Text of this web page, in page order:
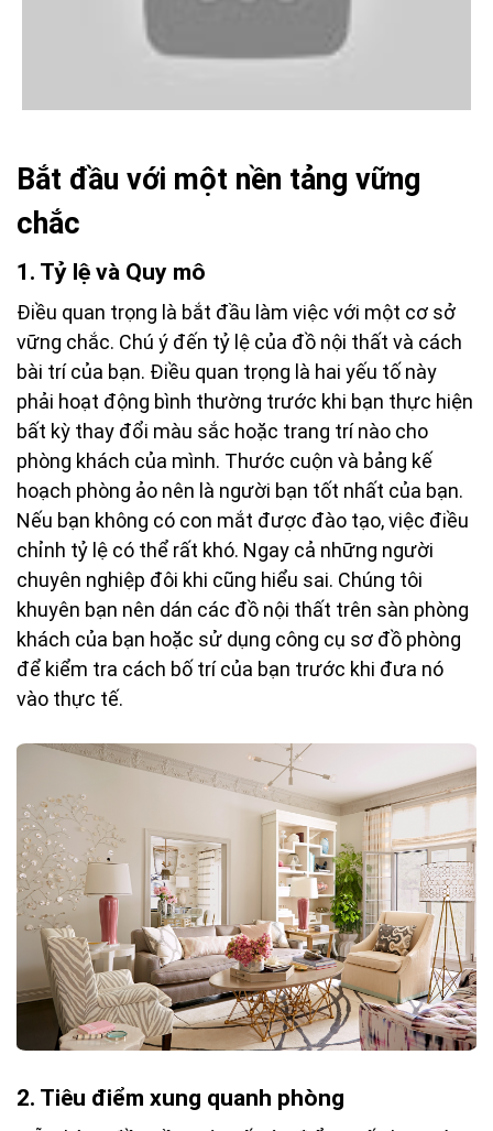
Bắt đầu với một nền tảng vững
chắc
1. Tỷ lệ và Quy mô
Điều quan trọng là bắt đầu làm việc với một cơ sở
vững chắc. Chú ý đến tỷ lệ của đồ nội thất và cách
bài trí của bạn. Điều quan trọng là hai yếu tố này
phải hoạt động bình thường trước khi bạn thực hiện
bất kỳ thay đổi màu sắc hoặc trang trí nào cho
phòng khách của mình. Thước cuộn và bảng kế
hoạch phòng ảo nên là người bạn tốt nhất của bạn.
Nếu bạn không có con mắt được đào tạo, việc điều
chỉnh tỷ lệ có thể rất khó. Ngay cả những người
chuyên nghiệp đôi khi cũng hiểu sai. Chúng tôi
khuyên bạn nên dán các đồ nội thất trên sàn phòng
khách của bạn hoặc sử dụng công cụ sơ đồ phòng
để kiểm tra cách bố trí của bạn trước khi đưa nó
vào thực tế.
2. Tiêu điểm xung quanh phòng